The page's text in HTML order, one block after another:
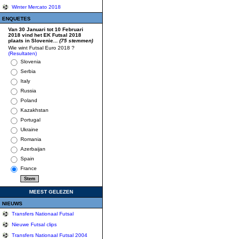
Winter Mercato 2018
ENQUETES
Van 30 Januari tot 10 Februari
2018 vind het EK Futsal 2018
plaats in Slovenie... (75 stemmen)
Wie wint Futsal Euro 2018 ?
(Resultaten)
Slovenia
Serbia
Italy
Russia
Poland
Kazakhstan
Portugal
Ukraine
Romania
Azerbaijan
Spain
France
MEEST GELEZEN
NIEUWS
Transfers Nationaal Futsal
Nieuwe Futsal clips
Transfers Nationaal Futsal 2004